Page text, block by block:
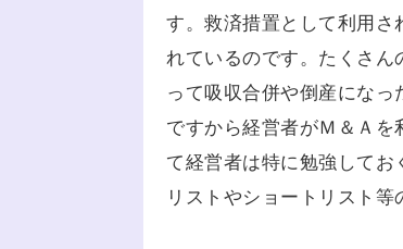
す。救済措置として利用さ
れているのです。たくさん
って吸収合併や倒産になっ
ですから経営者がＭ＆Ａ
て経営者は特に勉強して
リストやショートリスト等